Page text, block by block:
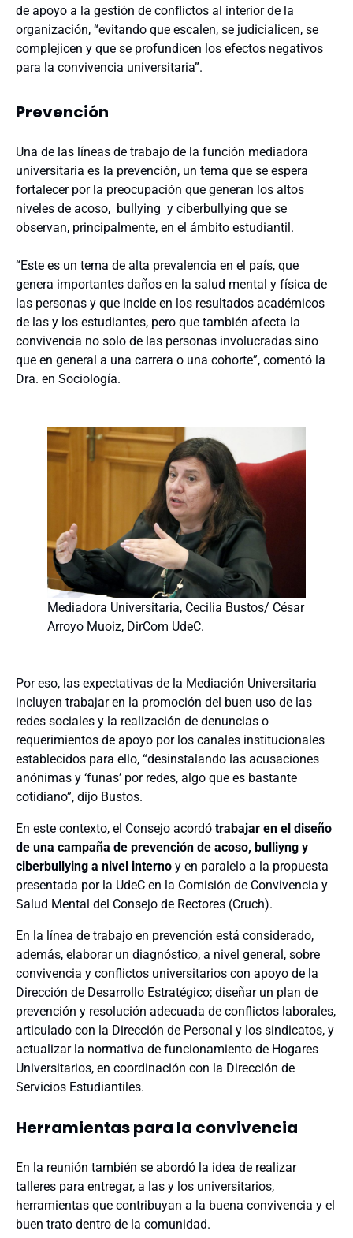
de apoyo a la gestión de conflictos al interior de la
organización, “evitando que escalen, se judicialicen, se
complejicen y que se profundicen los efectos negativos
para la convivencia universitaria”.
Prevención
Una de las líneas de trabajo de la función mediadora
universitaria es la prevención, un tema que se espera
fortalecer por la preocupación que generan los altos
niveles de acoso, bullying y ciberbullying que se
observan, principalmente, en el ámbito estudiantil.
“Este es un tema de alta prevalencia en el país, que
genera importantes daños en la salud mental y física de
las personas y que incide en los resultados académicos
de las y los estudiantes, pero que también afecta la
convivencia no solo de las personas involucradas sino
que en general a una carrera o una cohorte”, comentó la
Dra. en Sociología.
Mediadora Universitaria, Cecilia Bustos/ César
Arroyo Muoiz, DirCom UdeC.
Por eso, las expectativas de la Mediación Universitaria
incluyen trabajar en la promoción del buen uso de las
redes sociales y la realización de denuncias o
requerimientos de apoyo por los canales institucionales
establecidos para ello, “desinstalando las acusaciones
anónimas y ‘funas’ por redes, algo que es bastante
cotidiano”, dijo Bustos.
En este contexto, el Consejo acordó trabajar en el diseño
de una campaña de prevención de acoso, bulliyng y
ciberbullying a nivel interno y en paralelo a la propuesta
presentada por la UdeC en la Comisión de Convivencia y
Salud Mental del Consejo de Rectores (Cruch).
En la línea de trabajo en prevención está considerado,
además, elaborar un diagnóstico, a nivel general, sobre
convivencia y conflictos universitarios con apoyo de la
Dirección de Desarrollo Estratégico; diseñar un plan de
prevención y resolución adecuada de conflictos laborales,
articulado con la Dirección de Personal y los sindicatos, y
actualizar la normativa de funcionamiento de Hogares
Universitarios, en coordinación con la Dirección de
Servicios Estudiantiles.
Herramientas para la convivencia
En la reunión también se abordó la idea de realizar
talleres para entregar, a las y los universitarios,
herramientas que contribuyan a la buena convivencia y el
buen trato dentro de la comunidad.